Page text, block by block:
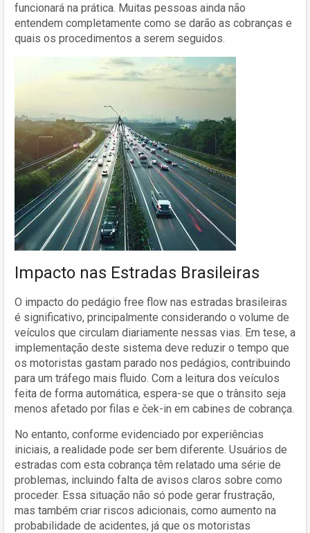
funcionará na prática. Muitas pessoas ainda não
entendem completamente como se darão as cobranças e
quais os procedimentos a serem seguidos.
Impacto nas Estradas Brasileiras
O impacto do pedágio free flow nas estradas brasileiras
é significativo, principalmente considerando o volume de
veículos que circulam diariamente nessas vias. Em tese, a
implementação deste sistema deve reduzir o tempo que
os motoristas gastam parado nos pedágios, contribuindo
para um tráfego mais fluido. Com a leitura dos veículos
feita de forma automática, espera-se que o trânsito seja
menos afetado por filas e ček-in em cabines de cobrança.
No entanto, conforme evidenciado por experiências
iniciais, a realidade pode ser bem diferente. Usuários de
estradas com esta cobrança têm relatado uma série de
problemas, incluindo falta de avisos claros sobre como
proceder. Essa situação não só pode gerar frustração,
mas também criar riscos adicionais, como aumento na
probabilidade de acidentes, já que os motoristas